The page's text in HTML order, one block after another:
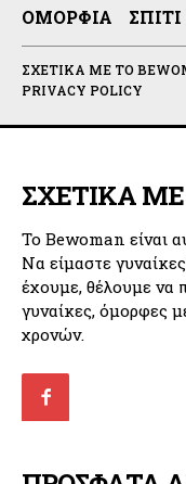
ΟΜΟΡΦΙΆ
ΣΧΕΤΙΚΆ ΜΕ ΤΟ
PRIVACY POLICY
ΣΧΕΤΙΚΑ
Το Bewoman είναι
Να είμαστε
έχουμε, θέλουμε
γυναίκες, όμορφες
χρονών.